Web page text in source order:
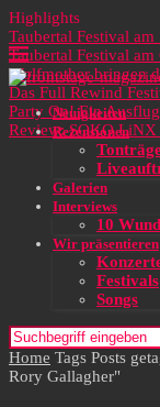
Highlights
Taubertal Festival
Taubertal Festival
Wolfmother bringen
Das Full Rewind
Party On! Ein
Review: SOKO LiNX
Neuigkeiten
Rezensionen
Galerien
Interviews
10
Wir präsentieren
Festivals
Songs
Home Tags Posts
Rory Gallagher"